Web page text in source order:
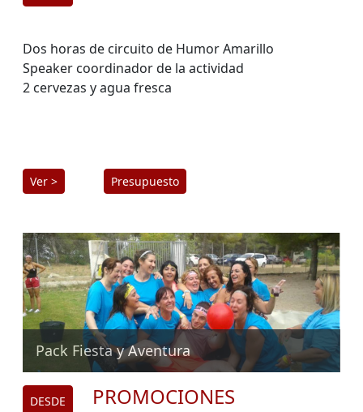
Dos horas de circuito de Humor Amarillo
Speaker coordinador de la actividad
2 cervezas y agua fresca
Ver > Presupuesto
Pack Fiesta y Aventura
DESDE
PROMOCIONES